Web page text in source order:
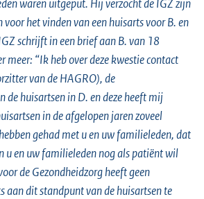
waren uitgeput. Hij verzocht de IGZ zijn
het vinden van een huisarts voor B. en
schrijft in een brief aan B. van 18
meer: “Ik heb over deze kwestie contact
van de HAGRO), de
de huisartsen in D. en deze heeft mij
in de afgelopen jaren zoveel
gehad met u en uw familieleden, dat
u en uw familieleden nog als patiënt wil
de Gezondheidzorg heeft geen
aan dit standpunt van de huisartsen te